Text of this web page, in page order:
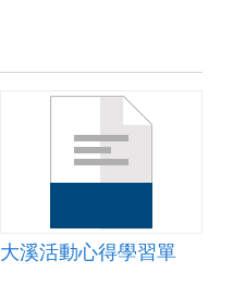
大溪活動心得學習單